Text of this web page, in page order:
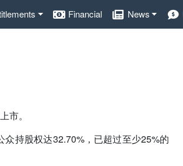
Financial News
市。
持股权达32.70%，已超过至少25%的